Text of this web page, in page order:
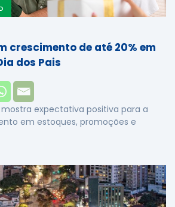
crescimento de até 20% em
dos Pais
mostra expectativa positiva para a
em estoques, promoções e